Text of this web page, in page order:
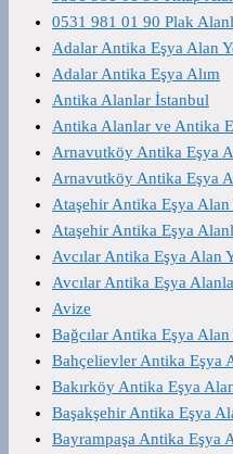
0531 981 01 90 Plak
Adalar Antika Eşya Alan
Adalar Antika Eşya Alım
Antika Alanlar İstanbul
Antika Alanlar ve Antika
Arnavutköy Antika Eşya
Arnavutköy Antika Eşya
Ataşehir Antika Eşya Alan
Ataşehir Antika Eşya
Avcılar Antika Eşya Alan
Avcılar Antika Eşya
Avize
Bağcılar Antika Eşya Alan
Bahçelievler Antika Eşya
Bakırköy Antika Eşya
Başakşehir Antika Eşya
Bayrampaşa Antika Eşya